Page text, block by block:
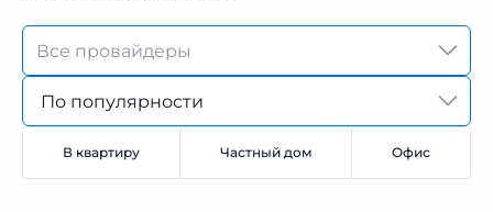
По популярности
В квартиру Частный дом Офис